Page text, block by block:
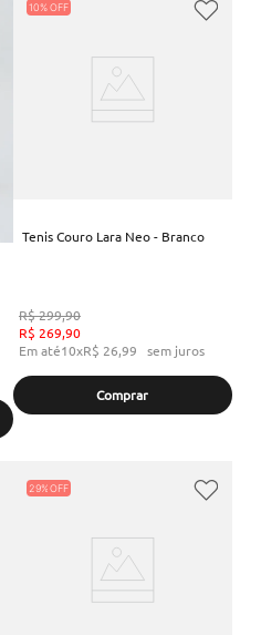
10%
Tenis Couro Lara Neo - Branco
R$299,90
R$ 269,90
Em até10xR$ 26,99 sem juros
Comprar
29%